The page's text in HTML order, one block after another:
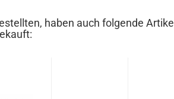
haben auch folgende Artikel